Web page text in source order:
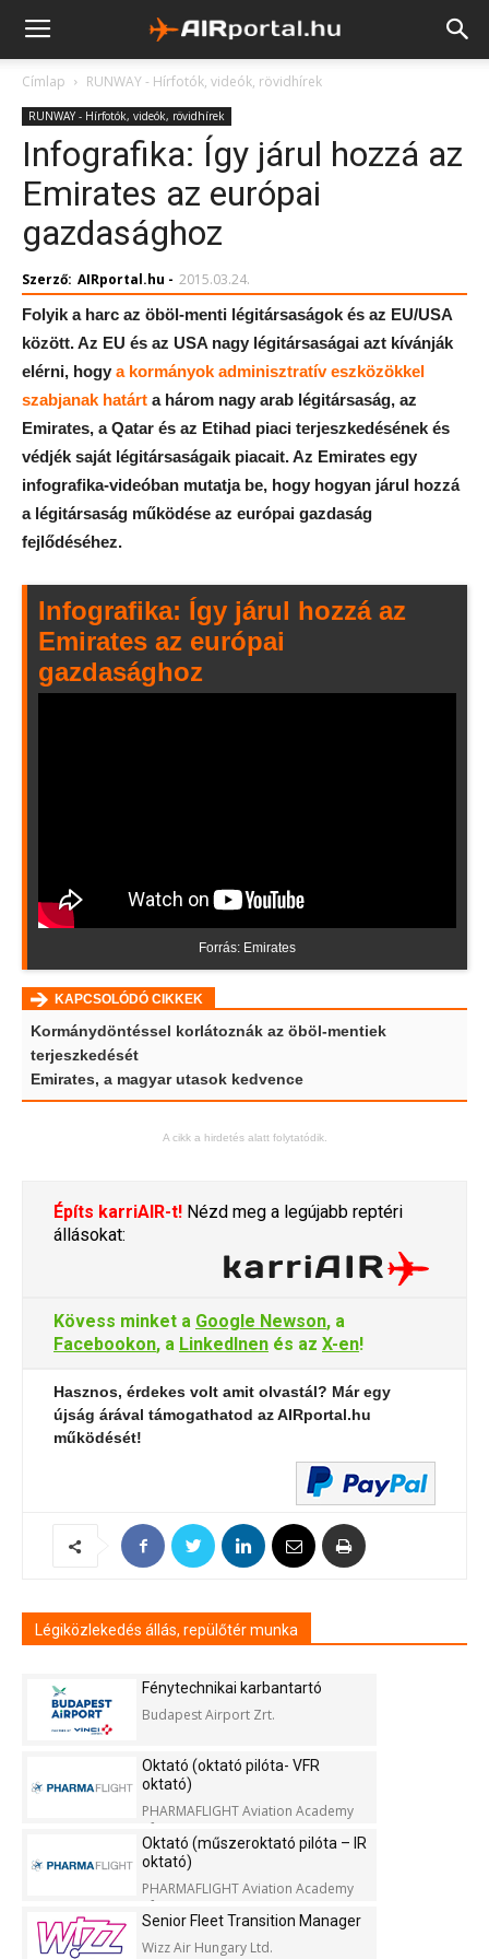
Címlap RUNWAY - Hírfotók, videók, rövidhírek
RUNWAY - Hírfotók, videók, rövidhírek
Infografika: Így járul hozzá az
Emirates az európai
gazdasághoz
Szerző: AIRportal.hu - 2015.03.24.
Folyik a harc az öböl-menti légitársaságok és az EU/USA
között. Az EU és az USA nagy légitársaságai azt kívánják
elérni, hogy a kormányok adminisztratív eszközökkel
szabjanak határt a három nagy arab légitársaság, az
Emirates, a Qatar és az Etihad piaci terjeszkedésének és
védjék saját légitársaságaik piacait. Az Emirates egy
infografika-videóban mutatja be, hogy hogyan járul hozzá
a légitársaság működése az európai gazdaság
fejlődéséhez.
Infografika: Így járul hozzá az
Emirates az európai
gazdasághoz
Forrás: Emirates
KAPCSOLÓDÓ CIKKEK
Kormánydöntéssel korlátoznák az öböl-mentiek
terjeszkedését
Emirates, a magyar utasok kedvence
A cikk a hirdetés alatt folytatódik.
Építs karriAIR-t! Nézd meg a legújabb reptéri
állásokat:
Kövess minket a Google Newson, a
Facebookon, a LinkedInen és az X-en!
Hasznos, érdekes volt amit olvastál? Már egy
újság árával támogathatod az AIRportal.hu
működését!
Légiközlekedés állás, repülőtér munka
Fénytechnikai karbantartó
Budapest Airport Zrt.
Oktató (oktató pilóta- VFR
oktató)
PHARMAFLIGHT Aviation Academy
Kft.
Oktató (műszeroktató pilóta – IR
oktató)
PHARMAFLIGHT Aviation Academy
Kft.
Senior Fleet Transition Manager
Wizz Air Hungary Ltd.